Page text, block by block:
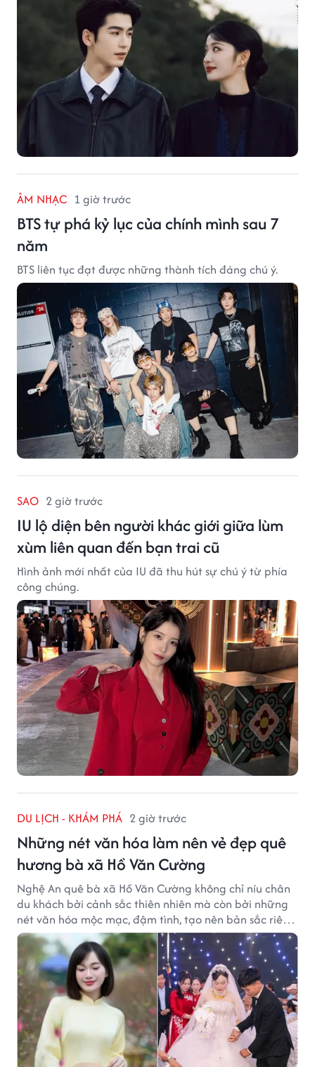
ÂM NHẠC 1 giờ trước
BTS tự phá kỷ lục của chính mình sau 7
năm
BTS liên tục đạt được những thành tích đáng chú ý.
SAO 2 giờ trước
IU lộ diện bên người khác giới giữa lùm
xùm liên quan đến bạn trai cũ
Hình ảnh mới nhất của IU đã thu hút sự chú ý từ phía
công chúng.
DU LỊCH - KHÁM PHÁ 2 giờ trước
Những nét văn hóa làm nên vẻ đẹp quê
hương bà xã Hồ Văn Cường
Nghệ An quê bà xã Hồ Văn Cường không chỉ níu chân
du khách bởi cảnh sắc thiên nhiên mà còn bởi những
nét văn hóa mộc mạc, đậm tình, tạo nên bản sắc riêng
của vùng đất xứ Nghệ.